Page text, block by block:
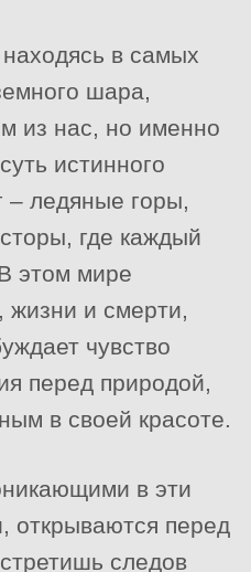
в самых
шара,
из нас, но именно
истинного
– ледяные горы,
где каждый
этом мире
жизни и смерти,
чувство
перед природой,
в своей красоте.
в эти
открываются перед
следов